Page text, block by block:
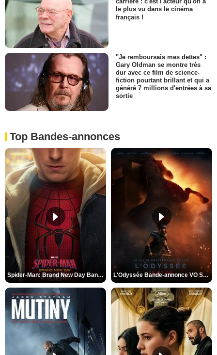
le plus vu dans le cinéma
français !
"Je remboursais mes dettes" :
Gary Oldman se montre très
dur avec ce film de science-
fiction pourtant brillant et qui a
généré 7 millions d'entrées à sa
sortie
Top Bandes-annonces
Spider-Man: Brand New Day Bande-annonce VO STFR L'Odyssée Bande-annonce VO STFR